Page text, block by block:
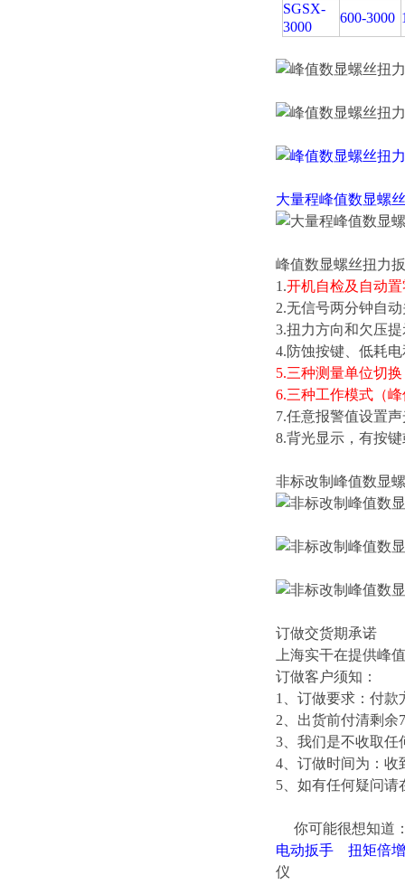
SGSX-
3000
600-3000
大量程峰值数显螺
峰值数显螺丝扭力
1.开机自检及自动
2.无信号两分钟自
3.扭力方向和欠压
4.防蚀按键、低耗
5.三种测量单位切
6.三种工作模式（
7.任意报警值设置
8.背光显示，有按
非标改制 峰值数显
订做交货期承诺
上海实干在提供峰
订做客户须知：
1、订做要求：付款
2、出货前付清剩余
3、我们是不收取任
4、订做时间为：收
5、如有任何疑问请
你可能很想知道
电动扳手 扭矩倍
仪